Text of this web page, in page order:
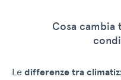
Cosa
Le differenze tra